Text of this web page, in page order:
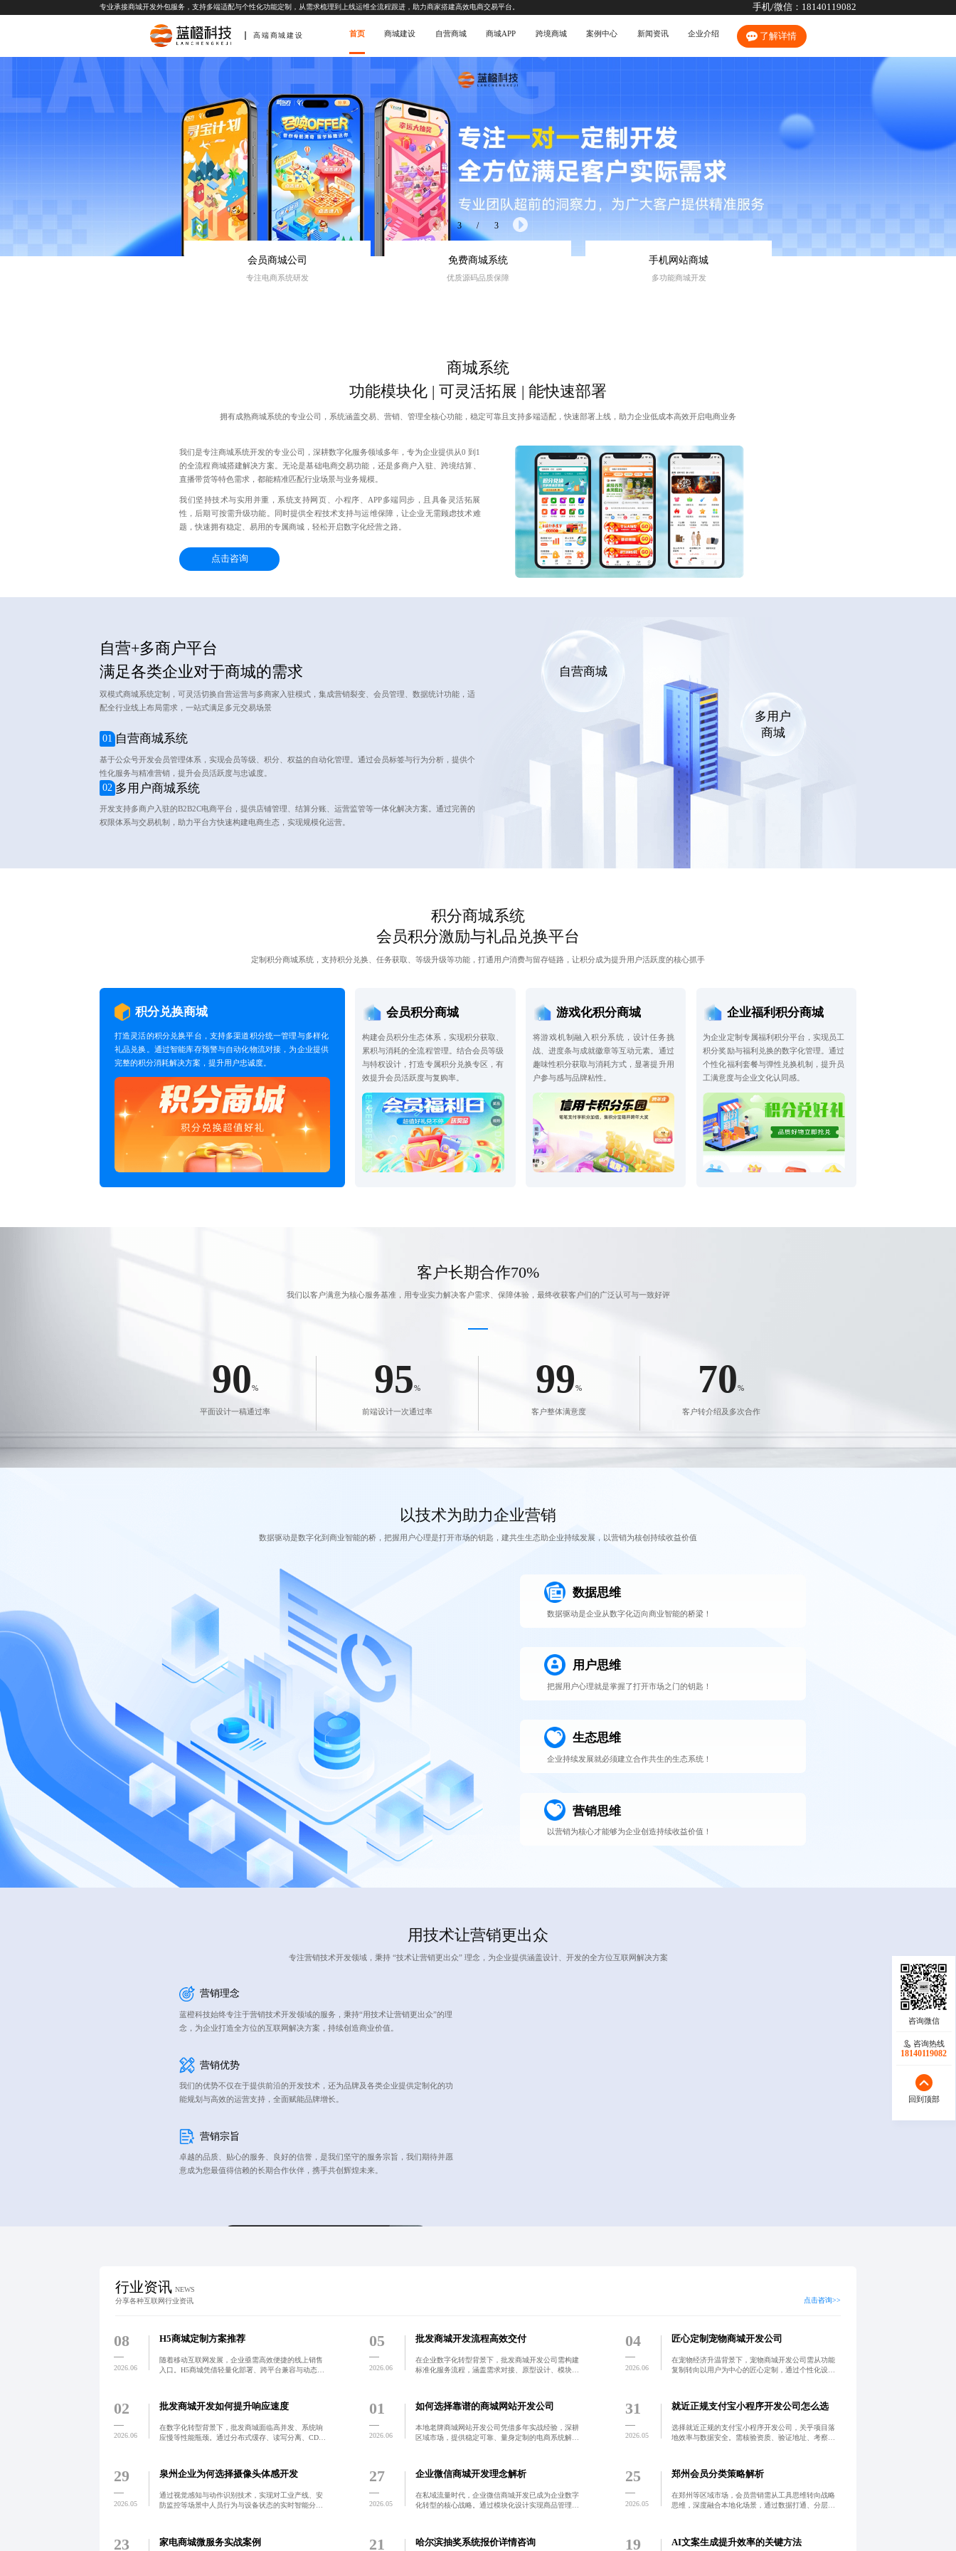
专业承接商城开发外包服务，支持多端适配与个性化功能定制，从需求梳理到上线运维全流程跟进，助力商家搭建高效电商交易平台。 手机/微信： 18140119082
高端商城建设 首页 商城建设 自营商城 商城APP 跨境商城 案例中心 新闻资讯 企业介绍 了解详情
3 / 3
会员商城公司
专注电商系统研发
免费商城系统
优质源码品质保障
手机网站商城
多功能商城开发
商城系统
功能模块化 | 可灵活拓展 | 能快速部署
拥有成熟商城系统的专业公司，系统涵盖交易、营销、管理全核心功能，稳定可靠且支持多端适配，快速部署上线，助力企业低成本高效开启电商业务
我们是专注商城系统开发的专业公司，深耕数字化服务领域多年，专为企业提供从0 到1
的全流程商城搭建解决方案。无论是基础电商交易功能，还是多商户入驻、跨境结算、
直播带货等特色需求，都能精准匹配行业场景与业务规模。
我们坚持技术与实用并重，系统支持网页、小程序、APP多端同步，且具备灵活拓展
性，后期可按需升级功能。同时提供全程技术支持与运维保障，让企业无需顾虑技术难
题，快速拥有稳定、易用的专属商城，轻松开启数字化经营之路。
点击咨询
自营+多商户平台
满足各类企业对于商城的需求
双模式商城系统定制，可灵活切换自营运营与多商家入驻模式，集成营销裂变、会员管理、数据统计功能，适
配全行业线上布局需求，一站式满足多元交易场景
01 自营商城系统
基于公众号开发会员管理体系，实现会员等级、积分、权益的自动化管理。通过会员标签与行为分析，提供个
性化服务与精准营销，提升会员活跃度与忠诚度。
02 多用户商城系统
开发支持多商户入驻的B2B2C电商平台，提供店铺管理、结算分账、运营监管等一体化解决方案。通过完善的
权限体系与交易机制，助力平台方快速构建电商生态，实现规模化运营。
自营商城
多用户
商城
积分商城系统
会员积分激励与礼品兑换平台
定制积分商城系统，支持积分兑换、任务获取、等级升级等功能，打通用户消费与留存链路，让积分成为提升用户活跃度的核心抓手
积分兑换商城
打造灵活的积分兑换平台，支持多渠道积分统一管理与多样化
礼品兑换。通过智能库存预警与自动化物流对接，为企业提供
完整的积分消耗解决方案，提升用户忠诚度。
会员积分商城
构建会员积分生态体系，实现积分获取、
累积与消耗的全流程管理。结合会员等级
与特权设计，打造专属积分兑换专区，有
效提升会员活跃度与复购率。
游戏化积分商城
将游戏机制融入积分系统，设计任务挑
战、进度条与成就徽章等互动元素。通过
趣味性积分获取与消耗方式，显著提升用
户参与感与品牌粘性。
企业福利积分商城
为企业定制专属福利积分平台，实现员工
积分奖励与福利兑换的数字化管理。通过
个性化福利套餐与弹性兑换机制，提升员
工满意度与企业文化认同感。
客户长期合作70%
我们以客户满意为核心服务基准，用专业实力解决客户需求、保障体验，最终收获客户们的广泛认可与一致好评
90%
平面设计一稿通过率
95%
前端设计一次通过率
99%
客户整体满意度
70%
客户转介绍及多次合作
以技术为助力企业营销
数据驱动是数字化到商业智能的桥，把握用户心理是打开市场的钥匙，建共生生态助企业持续发展，以营销为核创持续收益价值
数据思维
数据驱动是企业从数字化迈向商业智能的桥梁！
用户思维
把握用户心理就是掌握了打开市场之门的钥匙！
生态思维
企业持续发展就必须建立合作共生的生态系统！
营销思维
以营销为核心才能够为企业创造持续收益价值！
用技术让营销更出众
专注营销技术开发领域，秉持 “技术让营销更出众” 理念，为企业提供涵盖设计、开发的全方位互联网解决方案
营销理念
蓝橙科技始终专注于营销技术开发领域的服务，秉持“用技术让营销更出众”的理
念，为企业打造全方位的互联网解决方案，持续创造商业价值。
营销优势
我们的优势不仅在于提供前沿的开发技术，还为品牌及各类企业提供定制化的功
能规划与高效的运营支持，全面赋能品牌增长。
营销宗旨
卓越的品质、贴心的服务、良好的信誉，是我们坚守的服务宗旨，我们期待并愿
意成为您最值得信赖的长期合作伙伴，携手共创辉煌未来。
行业资讯 NEWS
分享各种互联网行业资讯
点击咨询>>
08
2026.06
H5商城定制方案推荐
随着移动互联网发展，企业亟需高效便捷的线上销售
入口。H5商城凭借轻量化部署、跨平台兼容与动态表
转化率与用户留
05
2026.06
批发商城开发流程高效交付
在企业数字化转型背景下，批发商城开发公司需构建
标准化服务流程，涵盖需求对接、原型设计、模块化
04
2026.06
匠心定制宠物商城开发公司
在宠物经济升温背景下，宠物商城开发公司需从功能
复制转向以用户为中心的匠心定制，通过个性化设
实现从流量获取到用
02
2026.06
批发商城开发如何提升响应速度
在数字化转型背景下，批发商城面临高并发、系统响
应慢等性能瓶颈。通过分布式缓存、读写分离、CDN
低50%以上
01
2026.06
如何选择靠谱的商城网站开发公司
本地老牌商城网站开发公司凭借多年实战经验，深耕
区域市场，提供稳定可靠、量身定制的电商系统解决
31
2026.05
就近正规支付宝小程序开发公司怎么选
选择就近正规的支付宝小程序开发公司，关乎项目落
地效率与数据安全。需核验资质、验证地址、考察案
29
2026.05
泉州企业为何选择摄像头体感开发
通过视觉感知与动作识别技术，实现对工业产线、安
防监控等场景中人员行为与设备状态的实时智能分
域实现落地应用，推
27
2026.05
企业微信商城开发理念解析
在私域流量时代，企业微信商城开发已成为企业数字
化转型的核心战略。通过模块化设计实现商品管理、
合，突破同质化困
25
2026.05
郑州会员分类策略解析
在郑州等区域市场，会员营销需从工具思维转向战略
思维，深度融合本地化场景，通过数据打通、分层运
规划化运营体系，
23 家电商城微服务实战案例 21 哈尔滨抽奖系统报价详情咨询 19 AI文案生成提升效率的关键方法
咨询热线
18140119082
回到顶部